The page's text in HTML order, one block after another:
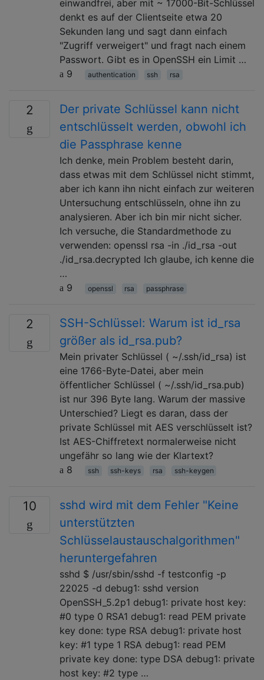
einwandfrei, aber mit ~ 17000-Bit-Schlüssel
denkt es auf der Clientseite etwa 20
Sekunden lang und sagt dann einfach
"Zugriff verweigert" und fragt nach einem
Passwort. Gibt es in OpenSSH ein Limit …
9
authentication ssh rsa
2
Der private Schlüssel kann nicht
entschlüsselt werden, obwohl ich
die Passphrase kenne
Ich denke, mein Problem besteht darin,
dass etwas mit dem Schlüssel nicht stimmt,
aber ich kann ihn nicht einfach zur weiteren
Untersuchung entschlüsseln, ohne ihn zu
analysieren. Aber ich bin mir nicht sicher.
Ich versuche, die Standardmethode zu
verwenden: openssl rsa -in ./id_rsa -out
./id_rsa.decrypted Ich glaube, ich kenne die
…
9
openssl rsa passphrase
2
SSH-Schlüssel: Warum ist id_rsa
größer als id_rsa.pub?
Mein privater Schlüssel ( ~/.ssh/id_rsa) ist
eine 1766-Byte-Datei, aber mein
öffentlicher Schlüssel ( ~/.ssh/id_rsa.pub)
ist nur 396 Byte lang. Warum der massive
Unterschied? Liegt es daran, dass der
private Schlüssel mit AES verschlüsselt ist?
Ist AES-Chiffretext normalerweise nicht
ungefähr so ​​lang wie der Klartext?
8
ssh ssh-keys rsa ssh-keygen
10
sshd wird mit dem Fehler "Keine
unterstützten
Schlüsselaustauschalgorithmen"
heruntergefahren
sshd $ /usr/sbin/sshd -f testconfig -p
22025 -d debug1: sshd version
OpenSSH_5.2p1 debug1: private host key:
#0 type 0 RSA1 debug1: read PEM private
key done: type RSA debug1: private host
key: #1 type 1 RSA debug1: read PEM
private key done: type DSA debug1: private
host key: #2 type …